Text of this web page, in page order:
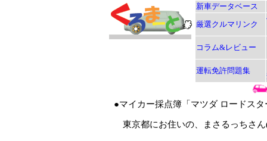
新車データベース
厳選クルマリンク
コラム&レビュー
運転免許問題集
●マイカー採点簿「マツダ ロードスタ
東京都にお住いの、まさるっちさ